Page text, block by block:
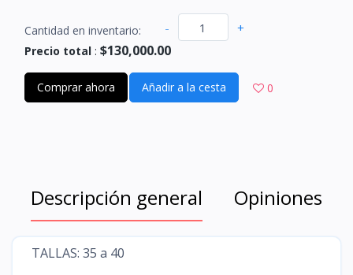
Cantidad en inventario: - +
Precio total : $130,000.00
Comprar ahora Añadir a la cesta 0
Descripción general Opiniones
TALLAS: 35 a 40